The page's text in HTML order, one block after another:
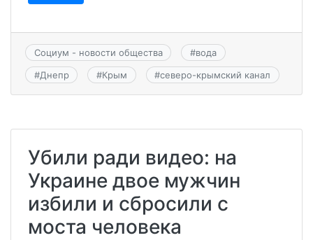
Социум - новости общества #вода
#Днепр #Крым #северо-крымский канал
Убили ради видео: на
Украине двое мужчин
избили и сбросили с
моста человека